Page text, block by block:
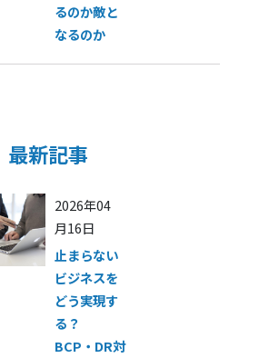
るのか敵と
なるのか
最新記事
2026年04
月16日
止まらない
ビジネスを
どう実現す
る？
BCP・DR対